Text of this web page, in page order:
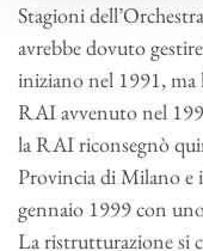
Stagioni
avrebbe dovuto
iniziano nel 1991, ma
RAI avvenuto nel
la RAI riconsegnò
Provincia di Milano e
gennaio 1999 con
La ristrutturazione si